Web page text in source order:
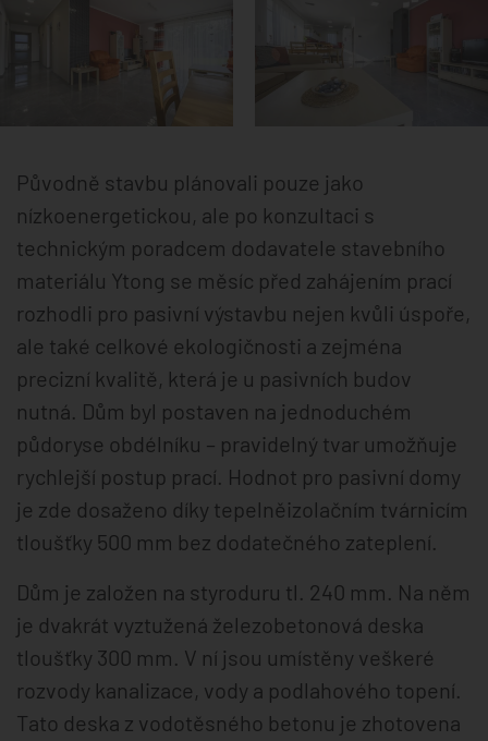
Původně stavbu plánovali pouze jako
nízkoenergetickou, ale po konzultaci s
technickým poradcem dodavatele stavebního
materiálu Ytong se měsíc před zahájením prací
rozhodli pro pasivní výstavbu nejen kvůli úspoře,
ale také celkové ekologičnosti a zejména
precizní kvalitě, která je u pasivních budov
nutná. Dům byl postaven na jednoduchém
půdoryse obdélníku – pravidelný tvar umožňuje
rychlejší postup prací. Hodnot pro pasivní domy
je zde dosaženo díky tepelněizolačním tvárnicím
tloušťky 500 mm bez dodatečného zateplení.
Dům je založen na styroduru tl. 240 mm. Na něm
je dvakrát vyztužená železobetonová deska
tloušťky 300 mm. V ní jsou umístěny veškeré
rozvody kanalizace, vody a podlahového topení.
Tato deska z vodotěsného betonu je zhotovena